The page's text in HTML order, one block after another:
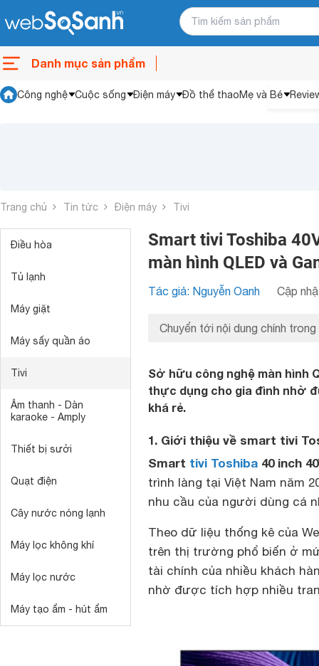
Danh mục sản phẩm
Công nghệ Cuộc sống Điện máy Đồ thể thaoMẹ và Bé
Trang chủ Tin tức Điện máy Tivi
Điều hòa
Tủ lạnh
Máy giặt
Máy sấy quần áo
Tivi
Âm thanh - Dàn
karaoke - Amply
Thiết bị sưởi
Quạt điện
Cây nước nóng lạnh
Máy lọc không khí
Máy lọc nước
Máy tạo ẩm - hút ẩm
Smart tivi Toshiba
màn hình QLED và
Tác giả: Nguyễn Oanh Cập
Chuyển tới nội dung chính trong
Sở hữu công nghệ màn hình
thực dụng cho gia đình nhờ
khá rẻ.
1. Giới thiệu về smart tivi
Smart tivi Toshiba 40 inch
trình làng tại Việt Nam năm
nhu cầu của người dùng cá
Theo dữ liệu thống kê của
trên thị trường phổ biến ở
tài chính của nhiều khách
nhờ được tích hợp nhiều